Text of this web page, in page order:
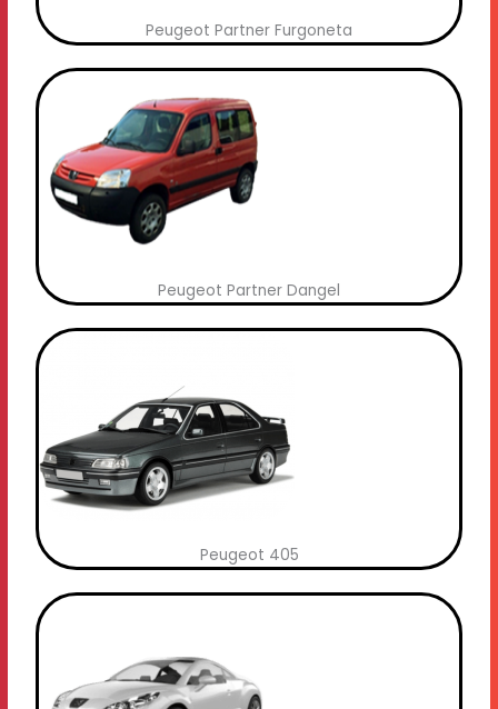
Peugeot Partner Furgoneta
Peugeot Partner Dangel
Peugeot 405